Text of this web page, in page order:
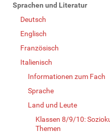
Sprachen und Literatur
Deutsch
Englisch
Französisch
Italienisch
Informationen zum Fach
Sprache
Land und Leute
Klassen 8/9/10:
Themen